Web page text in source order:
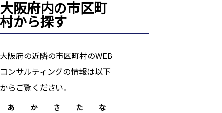
大阪府内の市区町
村から探す
大阪府の近隣の市区町村のWEB
コンサルティングの情報は以下
からご覧ください。
あ
か
さ
た
な